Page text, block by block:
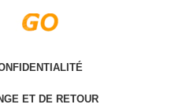
ET DE RETOUR